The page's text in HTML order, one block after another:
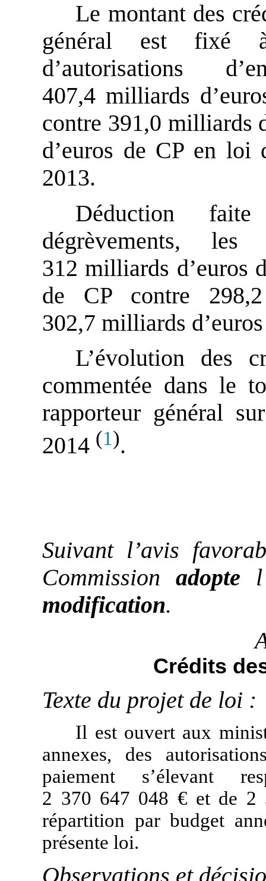
Le montant des
général est fixé
d’autorisations
407,4 milliards
contre 391,0 milliards
d’euros de CP en
2013.
Déduction
dégrèvements,
312 milliards d’euros
de CP contre
302,7 milliards
L’évolution des
commentée dans le
rapporteur général
2014 (1).
Suivant l’avis
Commission adopte
modification.
Crédits
Texte du projet de loi :
Il est ouvert aux
annexes, des
paiement s’élevant
2 370 647 048 € et de 2
répartition par budget
présente loi.
Observations et